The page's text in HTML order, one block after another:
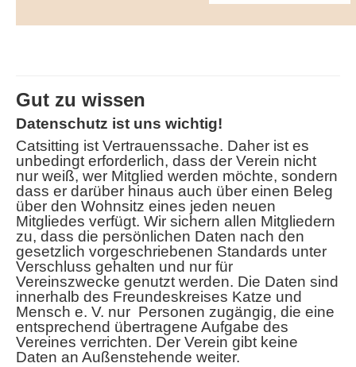
Gut zu wissen
Datenschutz ist uns wichtig!
Catsitting ist Vertrauenssache. Daher ist es
unbedingt erforderlich, dass der Verein nicht
nur weiß, wer Mitglied werden möchte, sondern
dass er darüber hinaus auch über einen Beleg
über den Wohnsitz eines jeden neuen
Mitgliedes verfügt. Wir sichern allen Mitgliedern
zu, dass die persönlichen Daten nach den
gesetzlich vorgeschriebenen Standards unter
Verschluss gehalten und nur für
Vereinszwecke genutzt werden. Die Daten sind
innerhalb des Freundeskreises Katze und
Mensch e. V. nur Personen zugängig, die eine
entsprechend übertragene Aufgabe des
Vereines verrichten. Der Verein gibt keine
Daten an Außenstehende weiter.